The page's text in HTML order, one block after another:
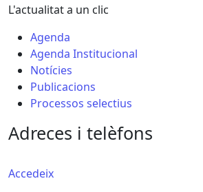
L'actualitat a un clic
Agenda
Agenda Institucional
Notícies
Publicacions
Processos selectius
Adreces i telèfons
Accedeix